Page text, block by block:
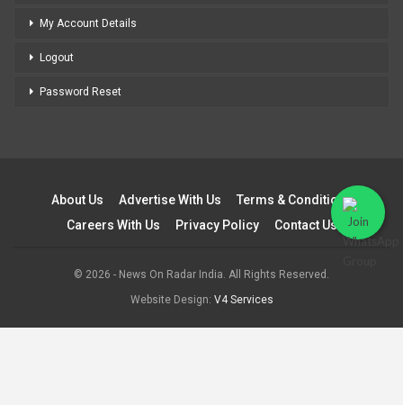
My Account Details
Logout
Password Reset
About Us Advertise With Us
Terms & Conditions
Careers With Us
Privacy Policy Contact Us
© 2026 - News On Radar India. All Rights Reserved.
Website Design: V4 Services